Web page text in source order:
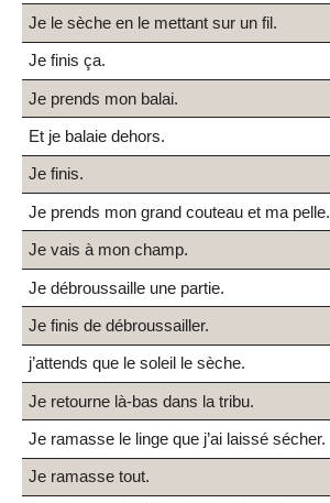
Je le sèche en le mettant sur un fil.
Je finis ça.
Je prends mon balai.
Et je balaie dehors.
Je finis.
Je prends mon grand couteau et ma pelle.
Je vais à mon champ.
Je débroussaille une partie.
Je finis de débroussailler.
j’attends que le soleil le sèche.
Je retourne là-bas dans la tribu.
Je ramasse le linge que j’ai laissé sécher.
Je ramasse tout.